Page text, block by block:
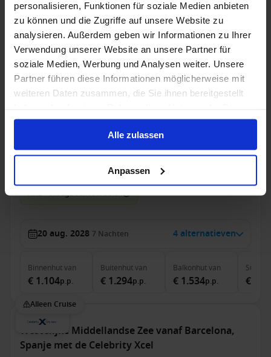
personalisieren, Funktionen für soziale Medien anbieten
zu können und die Zugriffe auf unsere Website zu
analysieren. Außerdem geben wir Informationen zu Ihrer
Verwendung unserer Website an unsere Partner für
soziale Medien, Werbung und Analysen weiter. Unsere
Partner führen diese Informationen möglicherweise mit
weiteren Daten zusammen, die Sie ihnen bereitgestellt
gesammelt haben.
Alle zulassen
Anpassen
Suitevan
€ 5.040p.p.
Alleen Cruise
Westelijke Middellandse Zee vanaf Civitavecchia
(Rome), Italië met de Nieuw Amsterdam
HAL - Vroegboekvoordelen
20 aug. 2028 7 Nachten 4 alternatieven
Binnenhutvan
€ 1.104p.p.
Buitenhutvan
€ 1.294p.p.
Balkonhutvan
€ 1.534p.p.
Suite
€
Alleen Cruise
Westelijke Middellandse Zee vanaf Barcelona,
Spanje met de Celebrity Xcel